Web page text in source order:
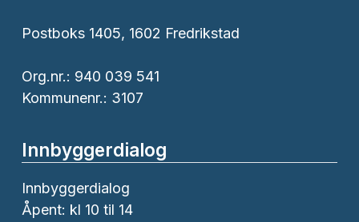
Postboks 1405, 1602 Fredrikstad
Org.nr.: 940 039 541
Kommunenr.: 3107
Innbyggerdialog
Innbyggerdialog
Åpent: kl 10 til 14